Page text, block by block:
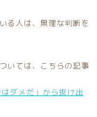
る人は、無理な判断を
いては、こちらの記事
ダメだ」から抜け出